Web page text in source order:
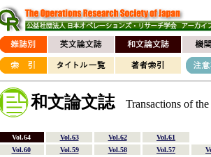
和文論文誌 Transactions of
Vol.64 Vol.63 Vol.62
Vol.61
Vol.60
Vol.59 Vol.58 Vol.57